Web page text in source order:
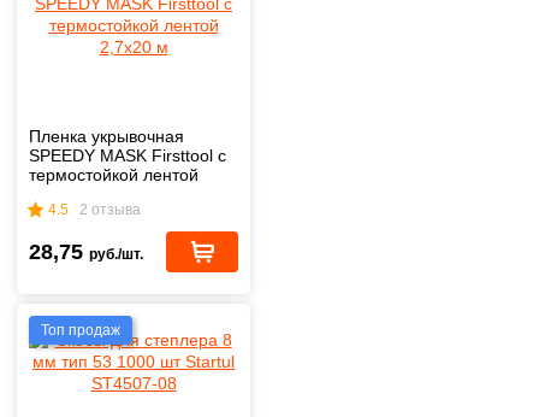
Пленка укрывочная
SPEEDY MASK Firsttool с
термостойкой лентой
4.5 2 отзыва
28,75 руб./шт.
Топ продаж